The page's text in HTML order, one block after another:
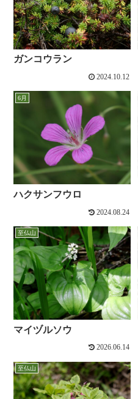
ガンコウラン
2024.10.12
6月
ハクサンフウロ
2024.08.24
至仏山
マイヅルソウ
2026.06.14
至仏山